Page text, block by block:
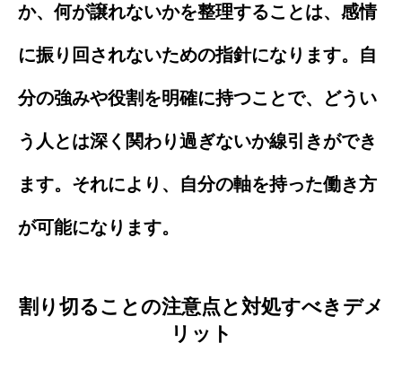
か、何が譲れないかを整理することは、感情
に振り回されないための指針になります。自
分の強みや役割を明確に持つことで、どうい
う人とは深く関わり過ぎないか線引きができ
ます。それにより、自分の軸を持った働き方
が可能になります。
割り切ることの注意点と対処すべきデメ
リット